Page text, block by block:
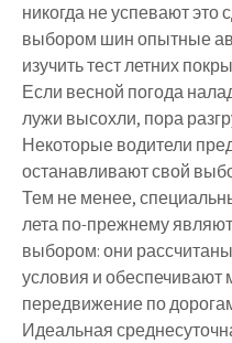
никогда не успевают это
выбором шин опытные
изучить тест летних
Если весной погода
лужи высохли, пора
Некоторые водители
останавливают свой
Тем не менее,
лета по-прежнему
выбором: они
условия и обеспечивают
передвижение по
Идеальная